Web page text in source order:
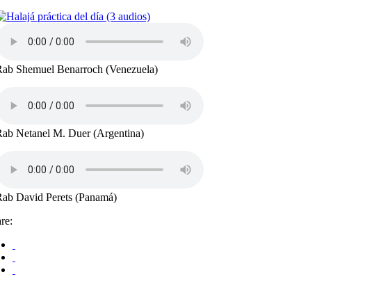
Shemuel Benarroch (Venezuela)
Netanel M. Duer (Argentina)
David Perets (Panamá)